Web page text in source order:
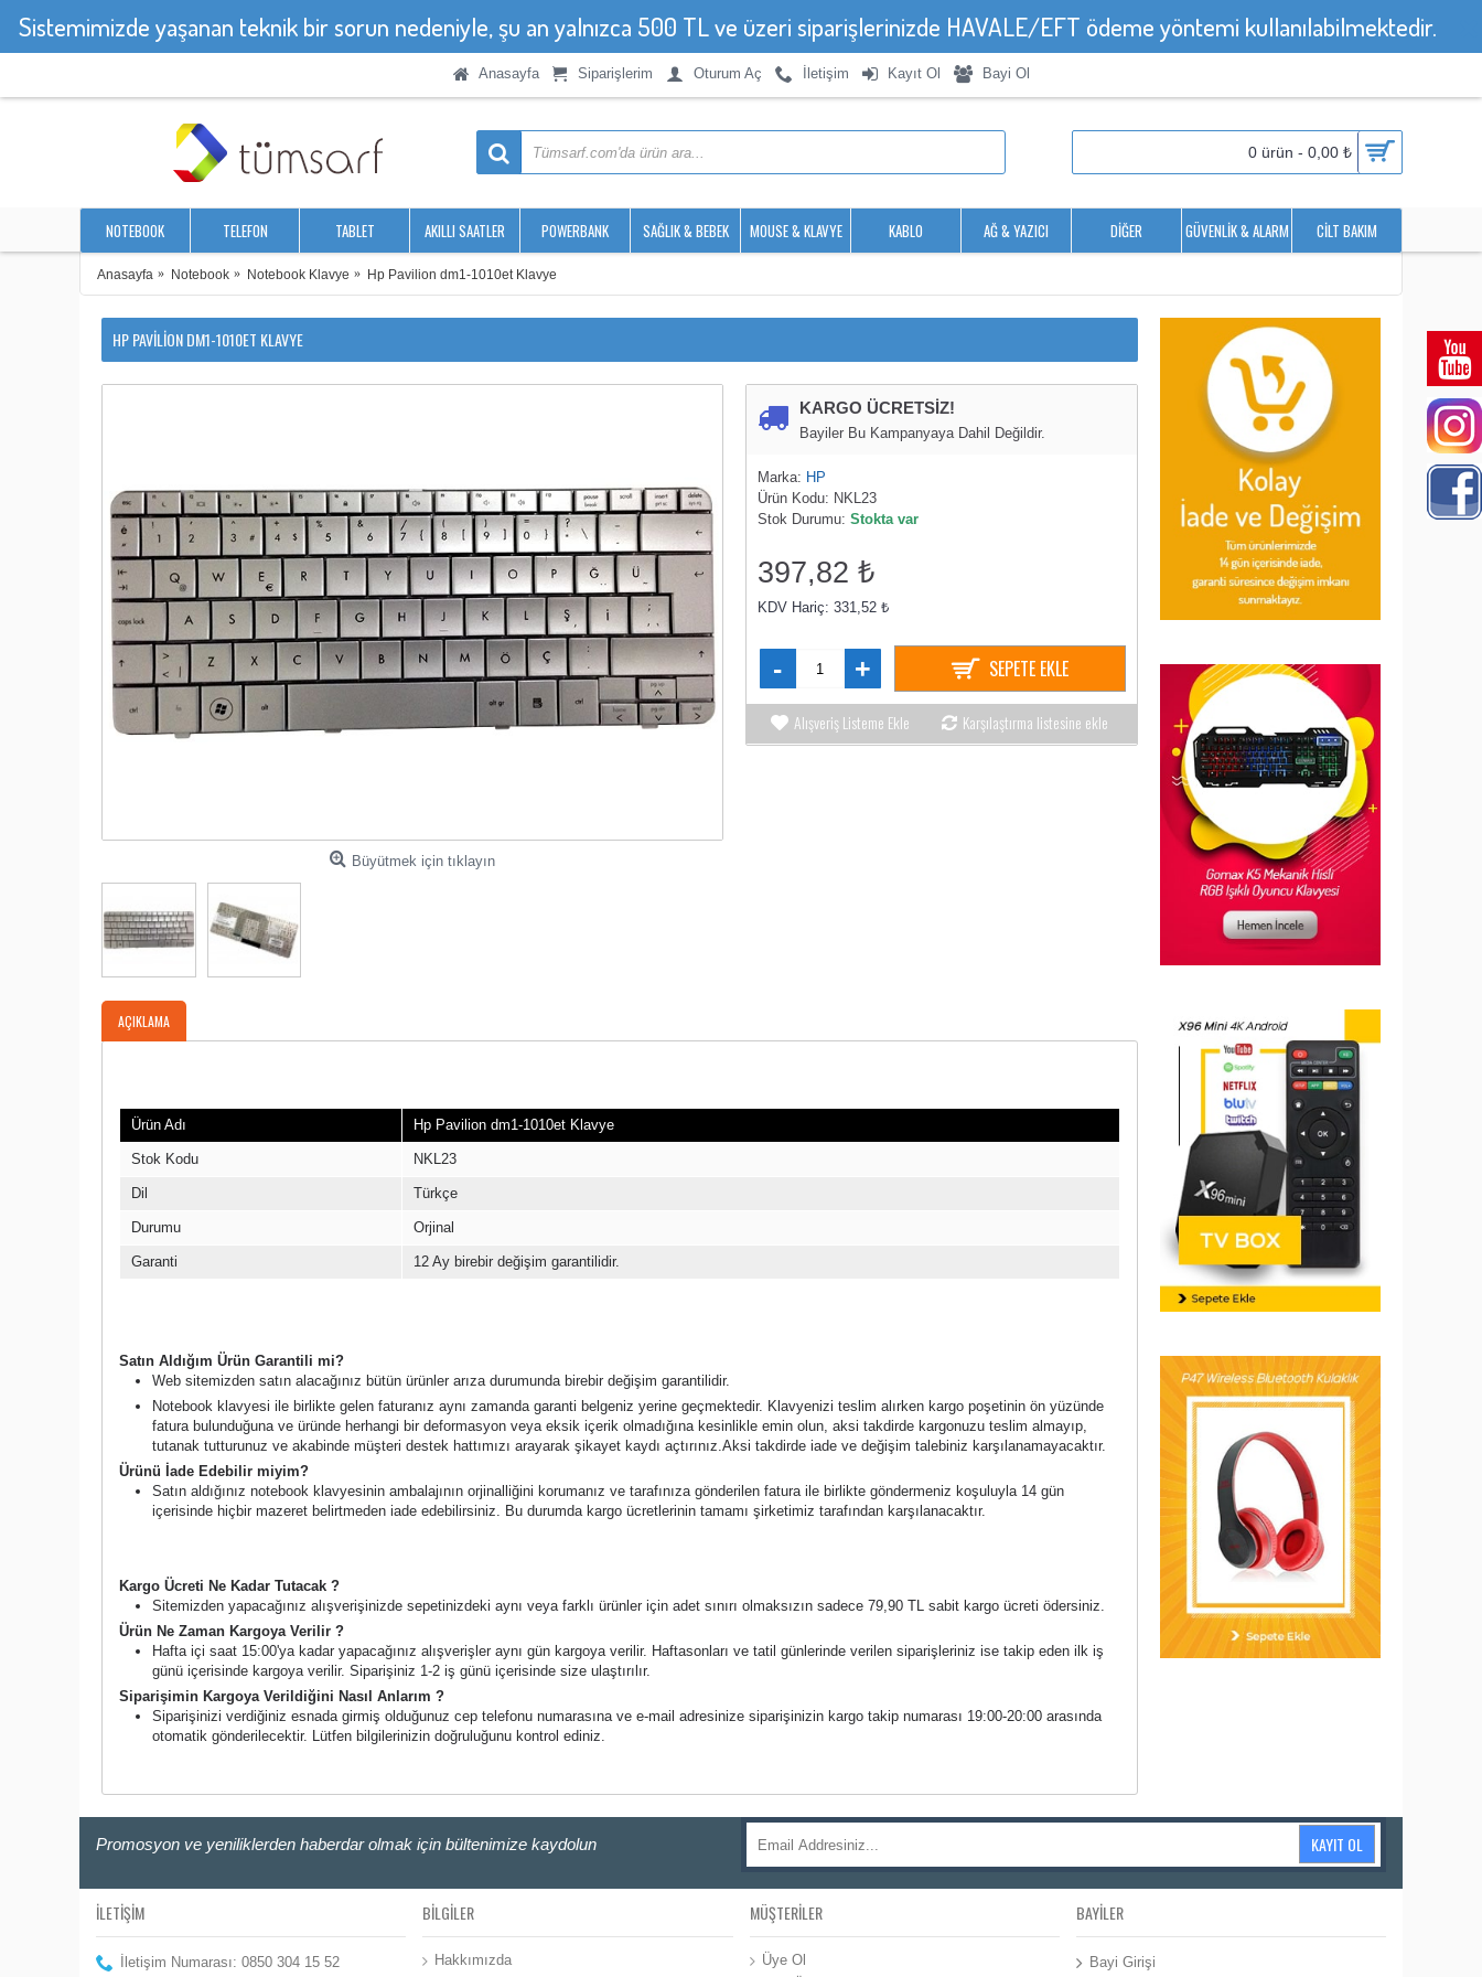
Sistemimizde yaşanan teknik bir sorun nedeniyle, şu an yalnızca 500 TL ve üzeri siparişlerinizde HAVALE/EFT ödeme yöntemi kullanılabilmektedir.
Anasayfa Siparişlerim Oturum Aç İletişim Kayıt Ol Bayi Ol
0 ürün - 0,00 ₺
NOTEBOOK TELEFON TABLET AKILLI SAATLER POWERBANK SAĞLIK & BEBEK MOUSE & KLAVYE KABLO AĞ & YAZICI DIĞER GÜVENLIK & ALARM CILT BAKIM
Anasayfa Notebook Notebook Klavye Hp Pavilion dm1-1010et Klavye
HP PAVILION DM1-1010ET KLAVYE
Büyütmek için tıklayın
KARGO ÜCRETSİZ!
Bayiler Bu Kampanyaya Dahil Değildir.
Marka: HP
Ürün Kodu: NKL23
Stok Durumu: Stokta var
397,82 ₺
KDV Hariç: 331,52 ₺
- + SEPETE EKLE
Alışveriş Listeme Ekle Karşılaştırma listesine ekle
AÇIKLAMA
Ürün Adı Hp Pavilion dm1-1010et Klavye
Stok Kodu NKL23
Dil Türkçe
Durumu Orjinal
Garanti 12 Ay birebir değişim garantilidir.
Satın Aldığım Ürün Garantili mi?
Web sitemizden satın alacağınız bütün ürünler arıza durumunda birebir değişim garantilidir.
Notebook klavyesi ile birlikte gelen faturanız aynı zamanda garanti belgeniz yerine geçmektedir. Klavyenizi teslim alırken kargo poşetinin ön yüzünde
fatura bulunduğuna ve üründe herhangi bir deformasyon veya eksik içerik olmadığına kesinlikle emin olun, aksi takdirde kargonuzu teslim almayıp,
tutanak tutturunuz ve akabinde müşteri destek hattımızı arayarak şikayet kaydı açtırınız. Aksi takdirde iade ve değişim talebiniz karşılanamayacaktır.
Ürünü İade Edebilir miyim?
Satın aldığınız notebook klavyesinin ambalajının orjinalliğini korumanız ve tarafınıza gönderilen fatura ile birlikte göndermeniz koşuluyla 14 gün
içerisinde hiçbir mazeret belirtmeden iade edebilirsiniz. Bu durumda kargo ücretlerinin tamamı şirketimiz tarafından karşılanacaktır.
Kargo Ücreti Ne Kadar Tutacak ?
Sitemizden yapacağınız alışverişinizde sepetinizdeki aynı veya farklı ürünler için adet sınırı olmaksızın sadece 79,90 TL sabit kargo ücreti ödersiniz.
Ürün Ne Zaman Kargoya Verilir ?
Hafta içi saat 15:00'ya kadar yapacağınız alışverişler aynı gün kargoya verilir. Haftasonları ve tatil günlerinde verilen siparişleriniz ise takip eden ilk iş
günü içerisinde kargoya verilir. Siparişiniz 1-2 iş günü içerisinde size ulaştırılır.
Siparişimin Kargoya Verildiğini Nasıl Anlarım ?
Siparişinizi verdiğiniz esnada girmiş olduğunuz cep telefonu numarasına ve e-mail adresinize siparişinizin kargo takip numarası 19:00-20:00 arasında
otomatik gönderilecektir. Lütfen bilgilerinizin doğruluğunu kontrol ediniz.
Promosyon ve yeniliklerden haberdar olmak için bültenimize kaydolun KAYIT OL
İLETİŞİM
İletişim Numarası: 0850 304 15 52
BILGILER
Hakkımızda
MÜŞTERILER
Üye Ol
BAYILER
Bayi Girişi